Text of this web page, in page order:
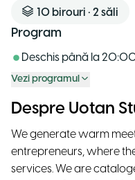
10 birouri • 2 săli
Program
Deschis până la
Vezi programul
Despre Uotan
We generate warm
entrepreneurs, where
services. We are